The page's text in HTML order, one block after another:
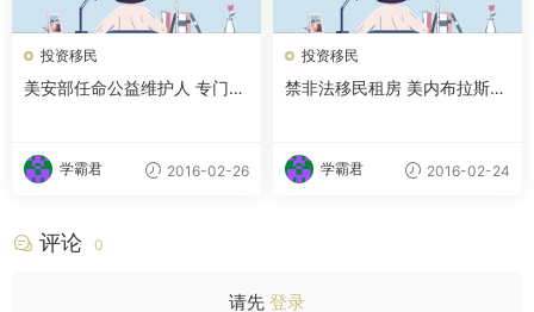
投资移民
美安部任命公益维护人 专门处
学霸君 2016-02-26
投资移民
禁非法移民租房 美内布拉斯加
学霸君 2016-02-24
评论 0
请先 登录